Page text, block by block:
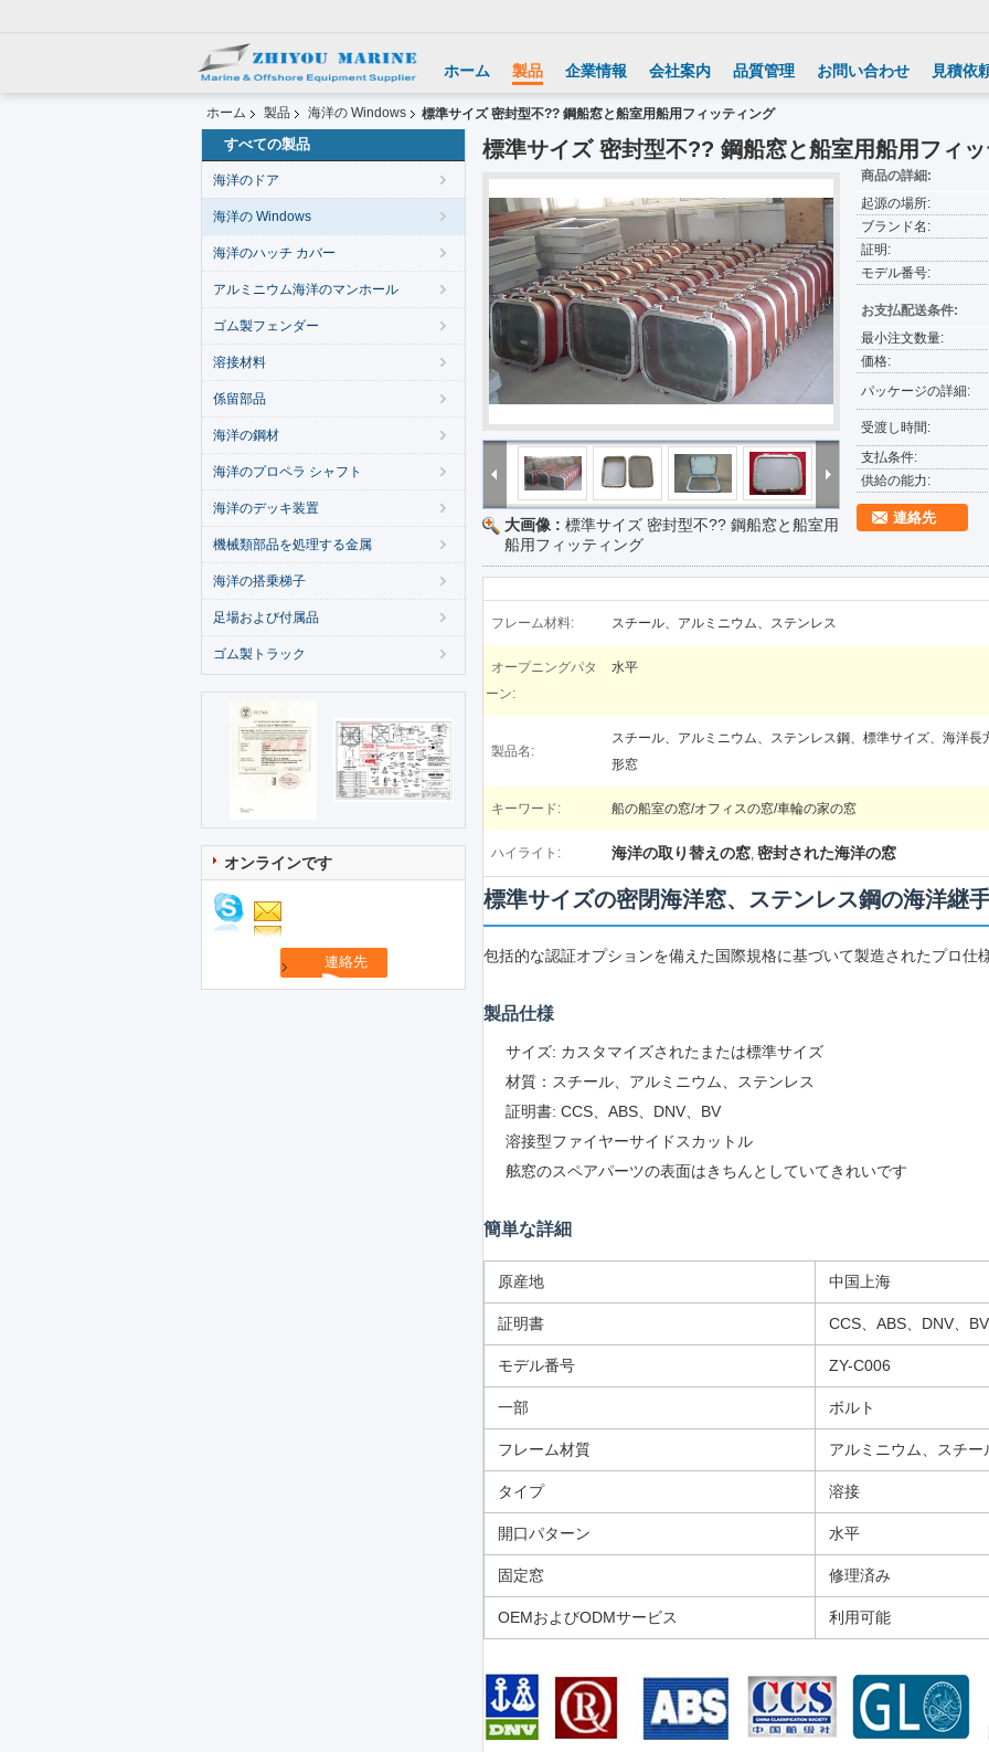
ホーム 製品 企業情報 会社案内 品質管理 お問い合わせ 見積依
ホーム 製品 海洋の Windows 標準サイズ 密封型不?? 鋼船窓と船室用船用フィッティング
すべての製品
海洋のドア
海洋の Windows
海洋のハッチ カバー
アルミニウム海洋のマンホール
ゴム製フェンダー
溶接材料
係留部品
海洋の鋼材
海洋のプロペラ シャフト
海洋のデッキ装置
機械類部品を処理する金属
海洋の搭乗梯子
足場および付属品
ゴム製トラック
オンラインです
標準サイズ 密封型不?? 鋼船窓と船室用船用フィ
大画像 : 標準サイズ 密封型不?? 鋼船窓と船室用
船用フィッティング
商品の詳細:
起源の場所:
ブランド名:
証明:
モデル番号:
お支払配送条件:
最小注文数量:
価格:
パッケージの詳細:
受渡し時間:
支払条件:
供給の能力:
連絡先
フレーム材料: スチール、アルミニウム、ステンレス
オープニングパタ
ーン:
水平
製品名:
スチール、アルミニウム、ステンレス鋼、標準サイズ、海洋長
形窓
キーワード: 船の船室の窓/オフィスの窓/車輪の家の窓
ハイライト: 海洋の取り替えの窓, 密封された海洋の窓
標準サイズの密閉海洋窓、ステンレス鋼の海洋継
包括的な認証オプションを備えた国際規格に基づいて製造されたプロ仕
製品仕様
サイズ: カスタマイズされたまたは標準サイズ
材質：スチール、アルミニウム、ステンレス
証明書: CCS、ABS、DNV、BV
溶接型ファイヤーサイドスカットル
舷窓のスペアパーツの表面はきちんとしていてきれいです
簡単な詳細
原産地 中国上海
証明書 CCS、ABS、DNV、BV
モデル番号 ZY-C006
一部 ボルト
フレーム材質 アルミニウム、スチー
タイプ 溶接
開口パターン 水平
固定窓 修理済み
OEMおよびODMサービス 利用可能